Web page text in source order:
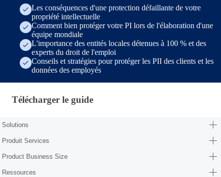
Les conséquences d'une protection défaillante de votre
propriété intellectuelle
Comment bien protéger votre PI lors de l'élaboration d'une
équipe mondiale
L'importance des entités locales détenues à 100 % et des
experts du droit de l'emploi
Conseils et stratégies pour protéger les PII des clients et les
données des employés
Télécharger le guide · fr-fr
Télécharger le guide
Solutions
Produit Services
Product Business Size
Ressources